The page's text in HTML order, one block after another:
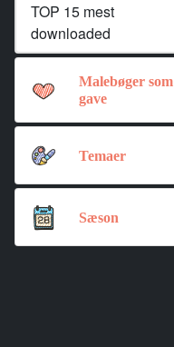
TOP 15 mest
downloaded
Malebøger som
gave
Temaer
Sæson